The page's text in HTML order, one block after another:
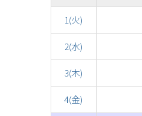
1(火)
2(水)
3(木)
4(金)